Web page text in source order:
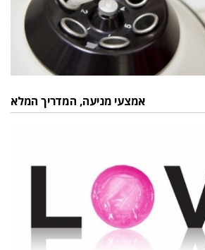
אמצעי מניעה, המדריך המלא